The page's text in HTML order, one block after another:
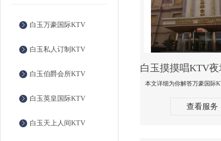
白玉万豪国际KTV
白玉私人订制KTV
白玉伯爵会所KTV
白玉英皇国际KTV
白玉天上人间KTV
查看服务